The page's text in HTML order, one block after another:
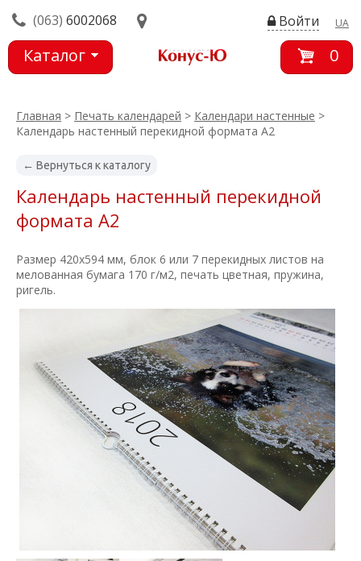
(063) 6002068 UA
Войти
Каталог
0
Главная > Печать календарей > Календари настенные >
Календарь настенный перекидной формата А2
← Вернуться к каталогу
Календарь настенный перекидной
формата А2
Размер 420х594 мм, блок 6 или 7 перекидных листов на
мелованная бумага 170 г/м2, печать цветная, пружина,
ригель.